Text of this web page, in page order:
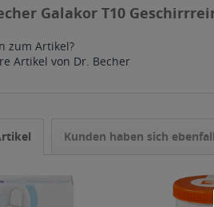
Galakor T10
zum Artikel?
Artikel von Dr. Becher
Kunden haben sich